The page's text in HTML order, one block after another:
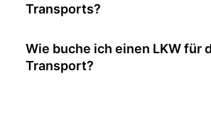
Transports?
Wie buche ich einen LKW für
Transport?